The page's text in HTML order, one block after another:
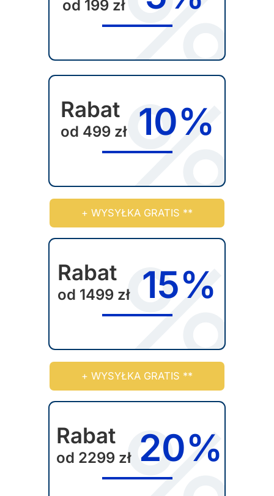
od 199 zł
Rabat
od 499 zł 10%
+ WYSYŁKA GRATIS **
Rabat
od 1499 zł 15%
+ WYSYŁKA GRATIS **
Rabat
od 2299 zł 20%